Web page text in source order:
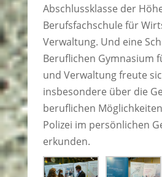
Abschlussklasse der
Berufsfachschule für
Verwaltung. Und eine
Beruflichen Gymnasium
und Verwaltung freute
insbesondere über die
beruflichen
Polizei im persönlichen
erkunden.